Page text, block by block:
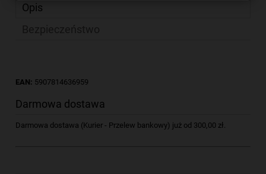
Opis
EAN: 5907814636959
Darmowa dostawa
Darmowa dostawa (Kurier - Przelew bankowy) już od 300,00 zł.